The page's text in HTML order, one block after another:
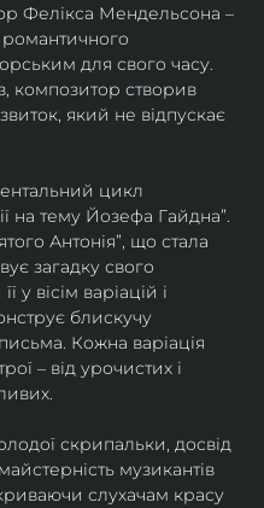
Фелікса Мендельсона –
романтичного
для свого часу.
композитор створив
який не відпускає
цикл
на тему Йозефа Гайдна”.
Антонія”, що стала
загадку свого
вісім варіацій і
блискучу
Кожна варіація
– від урочистих і
скрипальки, досвід
музикантів
слухачам красу